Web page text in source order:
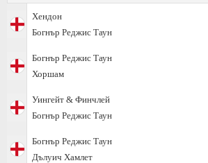
Хендон
Богнър Реджис Таун
Богнър Реджис Таун
Хоршам
Уингейт & Финчлей
Богнър Реджис Таун
Богнър Реджис Таун
Дълуич Хамлет